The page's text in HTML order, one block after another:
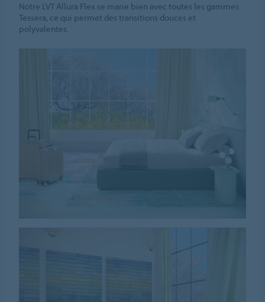
Notre LVT Allura Flex se marie bien avec toutes les gammes
Tessera, ce qui permet des transitions douces et
polyvalentes.